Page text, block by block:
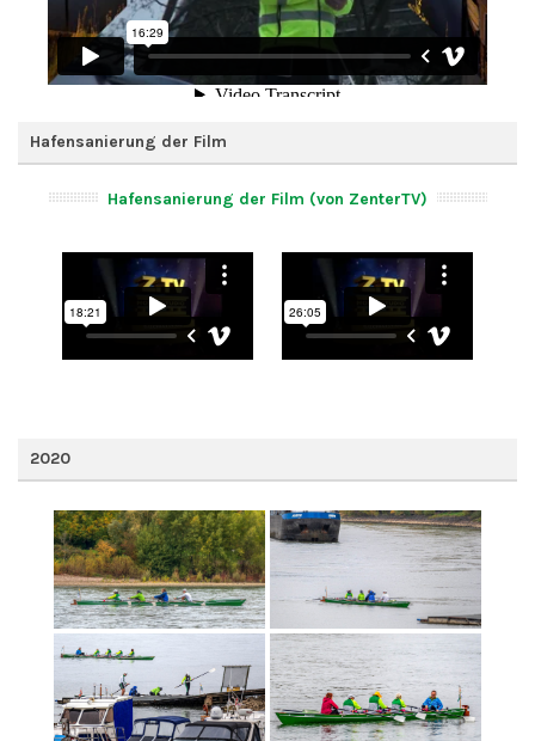
Hafensanierung der Film
Hafensanierung der Film (von ZenterTV)
2020